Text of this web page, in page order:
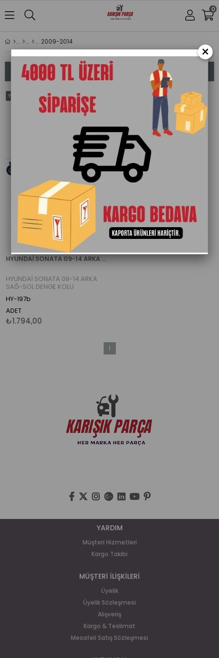
0
2009-2014
Filtreleme
Sıralama
HYUNDAİ SONATA 09-14 ARKA SAĞ-SOL DENGE KOLU (TEKNOROT)
HYUNDAİ SONATA 09-14 ARKA
SAĞ-SOL DENGE KOLU
(TEKNOROT)
HY-197b
ADET
₺1.794,00
Yeni
1
YARDIM
Müşteri Hizmetleri
Kargo Takibi
MÜŞTERİ İLİŞKİLERİ
Üyelik
Üyelik Sözleşmesi
Alışveriş
Kargo & Teslimat
Mesafeli Satış Sözleşmesi
×